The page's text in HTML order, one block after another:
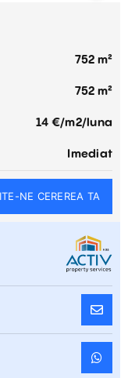
752 m²
752 m²
14 €‎/m2/luna
Imediat
NE CEREREA TA